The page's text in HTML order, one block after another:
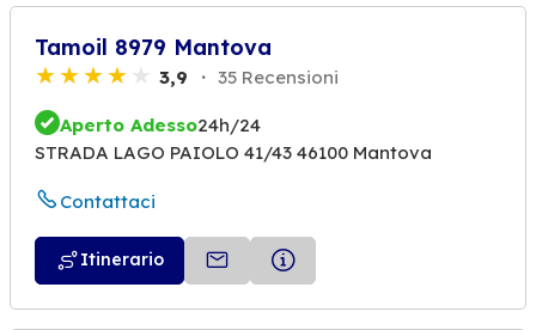
Tamoil 8979 Mantova
3,9 35 Recensioni
Aperto Adesso24h/24
STRADA LAGO PAIOLO 41/43 46100 Mantova
Contattaci
Itinerario